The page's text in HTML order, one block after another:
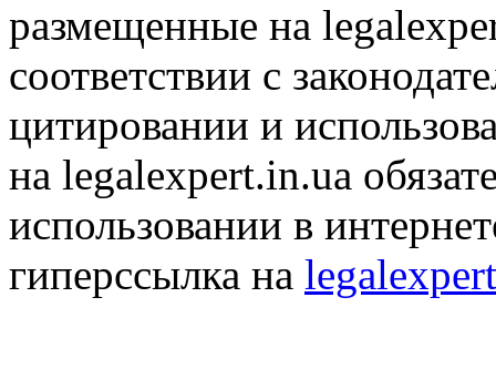
размещенные на
соответствии с
цитировании и
на legalexpert.in.ua
использовании в
гиперссылка на